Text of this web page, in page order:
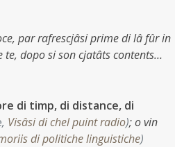
par rafrescjâsi prime di lâ fûr in
te, dopo si son cjatâts contents…
di timp, di distance, di
, Visâsi di chel puint radio);o vin
di politiche linguistiche)